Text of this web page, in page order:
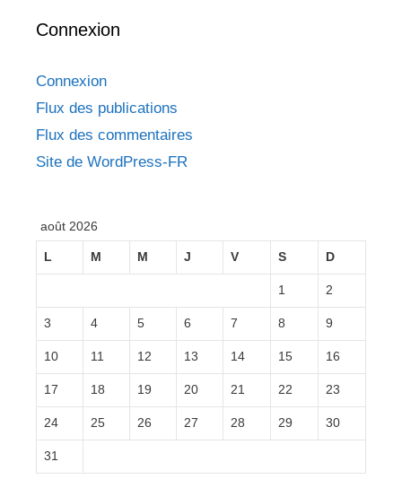
Connexion
Connexion
Flux des publications
Flux des commentaires
Site de WordPress-FR
août 2026
L M M J V S D
1 2
3 4 5 6 7 8 9
10 11 12 13 14 15 16
17 18 19 20 21 22 23
24 25 26 27 28 29 30
31